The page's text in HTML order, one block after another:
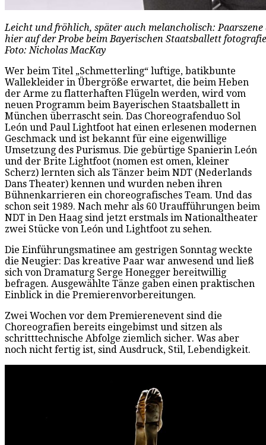
Leicht und fröhlich, später auch melancholisch:
hier auf der Probe beim Bayerischen Staatsballett
Foto: Nicholas MacKay
Wer beim Titel „Schmetterling“ luftige, batikbunte
Wallekleider in Übergröße erwartet, die beim Heben
der Arme zu flatterhaften Flügeln werden, wird vom
neuen Programm beim Bayerischen Staatsballett in
München überrascht sein. Das Choreografenduo Sol
León und Paul Lightfoot hat einen erlesenen modernen
Geschmack und ist bekannt für eine eigenwillige
Umsetzung des Purismus. Die gebürtige Spanierin León
und der Brite Lightfoot (nomen est omen, kleiner
Scherz) lernten sich als Tänzer beim NDT (Nederlands
Dans Theater) kennen und wurden neben ihren
Bühnenkarrieren ein choreografisches Team. Und das
schon seit 1989. Nach mehr als 60 Uraufführungen beim
NDT in Den Haag sind jetzt erstmals im Nationaltheater
zwei Stücke von León und Lightfoot zu sehen.
Die Einführungsmatinee am gestrigen Sonntag weckte
die Neugier: Das kreative Paar war anwesend und ließ
sich von Dramaturg Serge Honegger bereitwillig
befragen. Ausgewählte Tänze gaben einen praktischen
Einblick in die Premierenvorbereitungen.
Zwei Wochen vor dem Premierenevent sind die
Choreografien bereits eingebimst und sitzen als
schritttechnische Abfolge ziemlich sicher. Was aber
noch nicht fertig ist, sind Ausdruck, Stil, Lebendigkeit.